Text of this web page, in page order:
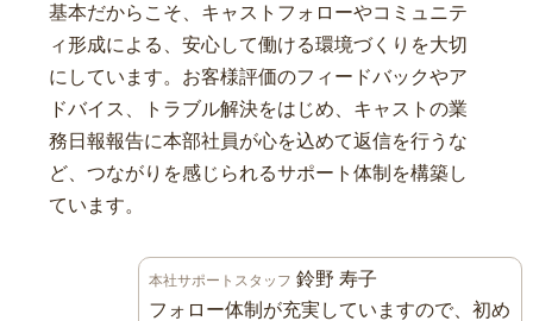
基本だからこそ、キャストフォローやコミュニテ
ィ形成による、安心して働ける環境づくりを大切
にしています。お客様評価のフィードバックやア
ドバイス、トラブル解決をはじめ、キャストの業
務日報報告に本部社員が心を込めて返信を行うな
ど、つながりを感じられるサポート体制を構築し
ています。
本社サポートスタッフ 鈴野 寿子
フォロー体制が充実していますので、初め